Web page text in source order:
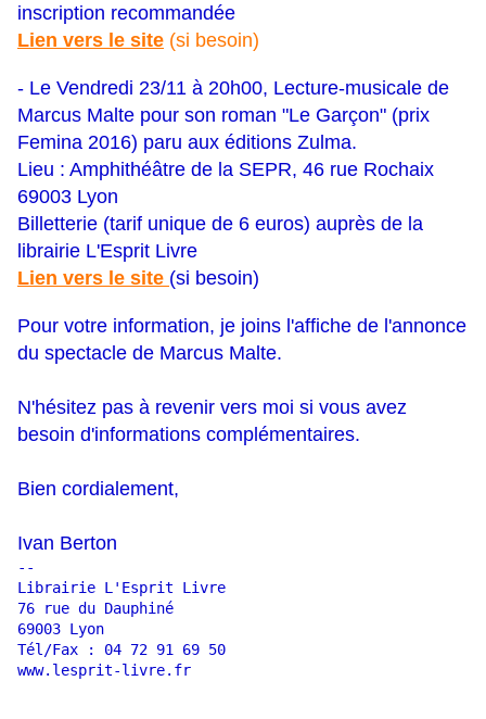
inscription recommandée
Lien vers le site (si besoin)
- Le Vendredi 23/11 à 20h00, Lecture-musicale de
Marcus Malte pour son roman "Le Garçon" (prix
Femina 2016) paru aux éditions Zulma.
Lieu : Amphithéâtre de la SEPR, 46 rue Rochaix
69003 Lyon
Billetterie (tarif unique de 6 euros) auprès de la
librairie L'Esprit Livre
Lien vers le site (si besoin)
Pour votre information, je joins l'affiche de l'annonce
du spectacle de Marcus Malte.
N'hésitez pas à revenir vers moi si vous avez
besoin d'informations complémentaires.
Bien cordialement,
Ivan Berton
--
Librairie L'Esprit Livre
76 rue du Dauphiné
69003 Lyon
www.lesprit-livre.fr